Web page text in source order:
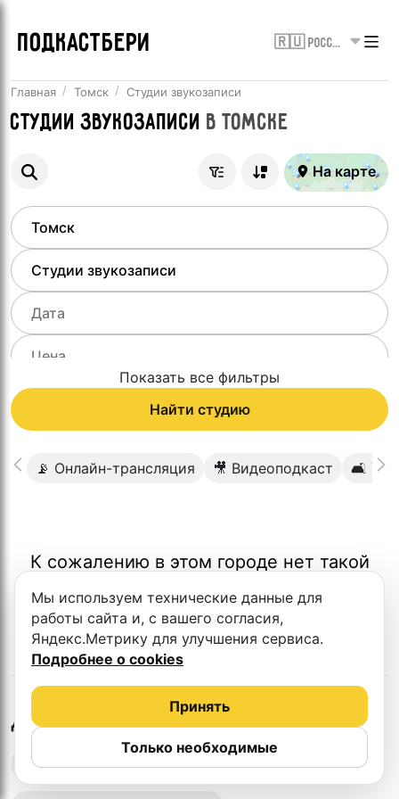
ПОДКАСТБЕРИ 🇷🇺 Россия
Главная Томск Студии звукозаписи
Студии звукозаписи вТомске
На карте
Показать все фильтры
Найти студию
📡 Онлайн-трансляция 🎥 Видеоподкаст 🛋
К сожалению в этом городе нет такой
Другие студии в Томске
Выездная запись подкастов
Мы используем технические данные для
работы сайта и, с вашего согласия,
Яндекс.Метрику для улучшения сервиса.
Подробнее о cookies
Только необходимые
Принять